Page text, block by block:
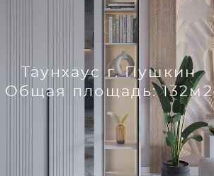
Таунхаус г. Пушкин
Общая площадь: 132м2